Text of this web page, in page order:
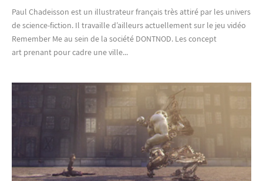
Paul Chadeisson est un illustrateur français très attiré par les univers
de science-fiction. Il travaille d’ailleurs actuellement sur le jeu vidéo
Remember Me au sein de la société DONTNOD. Les concept
art prenant pour cadre une ville...